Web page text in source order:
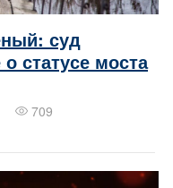
суд
статусе моста
709